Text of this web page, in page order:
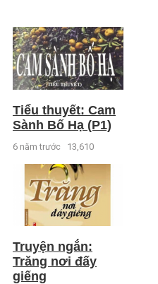
Tiểu thuyết: Cam
Sành Bố Hạ (P1)
6 năm trước 13,610
Truyện ngắn:
Trăng nơi đấy
giếng